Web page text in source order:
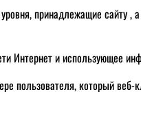
принадлежащие сайту ,
Интернет и использующее
который